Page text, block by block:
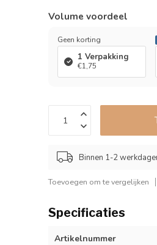
Volume voordeel
Geen korting
1 Verpakking
€1,75
Binnen 1-2
Toevoegen om te vergelijken
Specificaties
Artikelnummer